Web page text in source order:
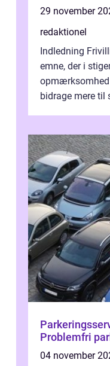
29 november
redaktionel
Indledning
emne, der i
opmærksomhed
bidrage mere til
Problemfri
04 november